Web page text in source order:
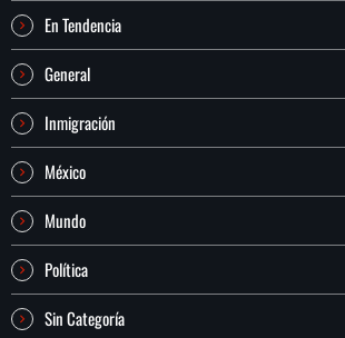
En Tendencia
General
Inmigración
México
Mundo
Política
Sin Categoría